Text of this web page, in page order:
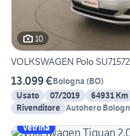
10
VOLKSWAGEN Polo SU71572
13.099 €Bologna (BO)
Usato
07/2019 64931 Km
Rivenditore Autohero
Vetrina